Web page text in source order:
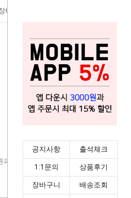
공지사항 출석체크
1:1문의 상품후기
장바구니 배송조회
바구니
피스세트 205885